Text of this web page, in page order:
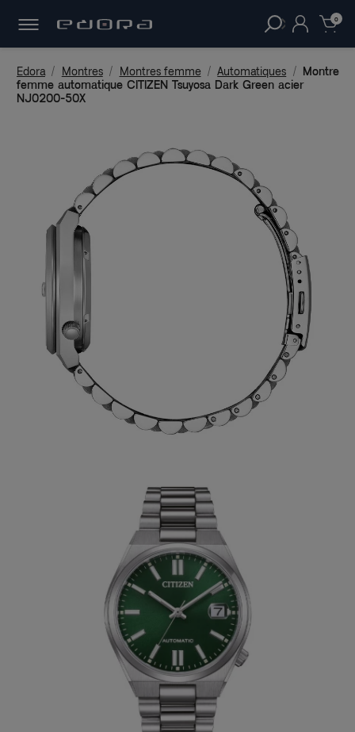
clear 0
Edora Montres Montres femme Automatiques
Montre
femme automatique CITIZEN Tsuyosa Dark Green acier
NJ0200-50X